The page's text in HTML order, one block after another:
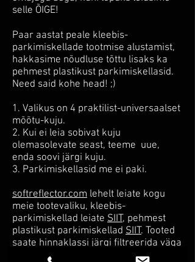
selle ÕIGE!
Paar aastat peale kleebis-
parkimiskellade tootmise alustamist,
hakkasime nõudluse tõttu lisaks ka
pehmest plastikust parkimiskellasid.
Need said kohe head! ;)
1. Valikus on 4 praktilist-universaalset
mõõtu-kuju.
2. Kui ei leia sobivat kuju
olemasolevate seast, teeme uue,
enda soovi järgi kuju.
3. Parkimiskellasid me ei paki.
softreflector.com lehelt leiate kogu
meie tootevaliku, kleebis-
parkimiskellad leiate SIIT, pehmest
plastikust parkimiskellad SIIT. Tooted
saate hinnaklassi järgi filtreerida väga
lihtsalt. Valige lehel olles "Filter by